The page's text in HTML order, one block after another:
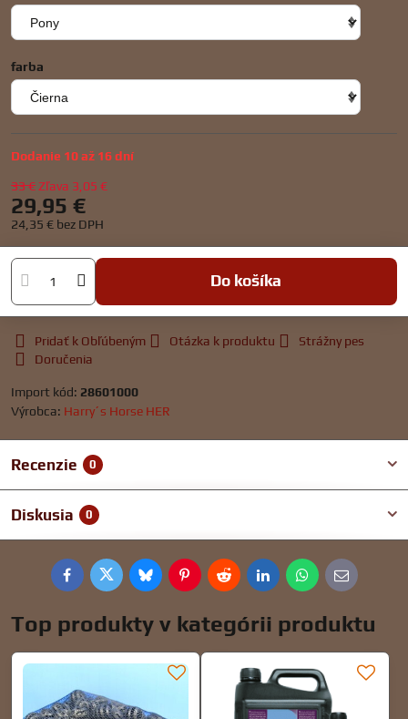
farba
Dodanie 10 až 16 dní
33 €Zľava 3,05 €
29,95 €
24,35 € bez DPH
Do košíka
Pridať k Obľúbeným Otázka k produktu
Strážny pes
Doručenia
Import kód: 28601000
Výrobca: Harry´s Horse HER
Recenzie 0
Diskusia 0
FacebookTwitterBlueskyPinterestRedditLinkedInWhatsApp
E-
mail
Top produkty v kategórii produktu